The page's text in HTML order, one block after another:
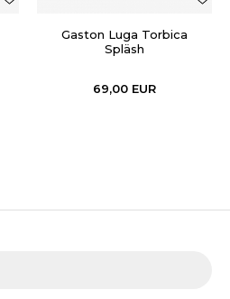
Gaston Luga Torbica
Spläsh
69,00 EUR